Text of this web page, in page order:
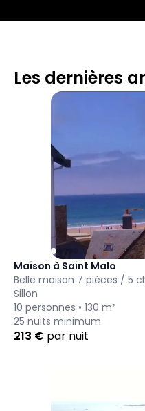
Les dernières
Maison à Saint Malo
Belle maison 7 pièces / 5
Sillon
10 personnes • 130 m²
25 nuits minimum
213 € par nuit